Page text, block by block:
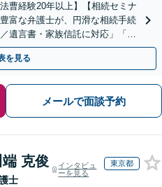
曹経験20年以上】【相続セミナ
富な弁護士が、円滑な相続手続
遺言書・家族信託に対応」「遺
を見る
メールで面談予約
端 克俊
士
インタビュ
ーを見る
東京都